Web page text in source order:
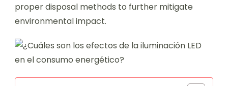
proper disposal methods to further mitigate
environmental impact.